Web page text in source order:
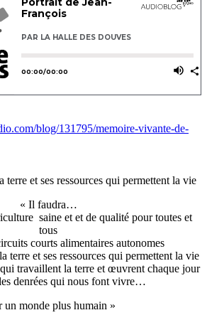
blog/131795/memoire-vivante-de-
terre et ses ressources qui permettent la vie
« Il faudra…
saine et et de qualité pour toutes et
tous
courts alimentaires autonomes
terre et ses ressources qui permettent la vie
travaillent la terre et œuvrent chaque jour
denrées qui nous font vivre…
un monde plus humain »